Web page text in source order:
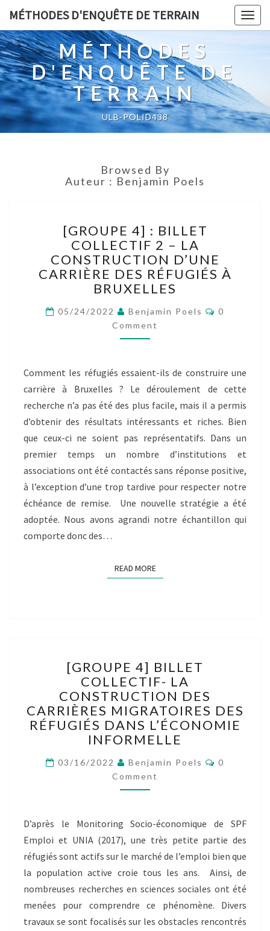
MÉTHODES D'ENQUÊTE DE TERRAIN
MÉTHODES
D'ENQUÊTE DE
TERRAIN
ULB-POLID438
Browsed By
Auteur : Benjamin Poels
4]
:
BILLET
COLLECTIF
2
–
LA
CONSTRUCTION
D’UNE
RÉFUGIÉS
À
BRUXELLES
[GROUPE 4] : BILLET
COLLECTIF 2 – LA
CONSTRUCTION D’UNE
CARRIÈRE DES RÉFUGIÉS À
BRUXELLES
05/24/2022 Benjamin Poels Comments
0
Comment
Comment les réfugiés essaient-ils de construire une
carrière à Bruxelles ? Le déroulement de cette
recherche n’a pas été des plus facile, mais il a permis
d’obtenir des résultats intéressants et riches. Bien
que ceux-ci ne soient pas représentatifs. Dans un
premier temps un nombre d’institutions et
associations ont été contactés sans réponse positive,
à l’exception d’une trop tardive pour respecter notre
échéance de remise. Une nouvelle stratégie a été
adoptée. Nous avons agrandi notre échantillon qui
comporte donc des…
READ MOREREAD MORE
4]
BILLET
COLLECTIF-
LA
CONSTRUCTION
DES
CARRIÈRES
MIGRATOIRES
DES
RÉFUGIÉS
INFORMELLE
[GROUPE 4] BILLET
COLLECTIF- LA
CONSTRUCTION DES
CARRIÈRES MIGRATOIRES DES
RÉFUGIÉS DANS L’ÉCONOMIE
INFORMELLE
03/16/2022 Benjamin Poels Comments
0
Comment
D’après le Monitoring Socio-économique de SPF
Emploi et UNIA (2017), une très petite partie des
réfugiés sont actifs sur le marché de l’emploi bien que
la population active croie tous les ans. Ainsi, de
nombreuses recherches en sciences sociales ont été
menées pour comprendre ce phénomène. Divers
travaux se sont focalisés sur les obstacles rencontrés